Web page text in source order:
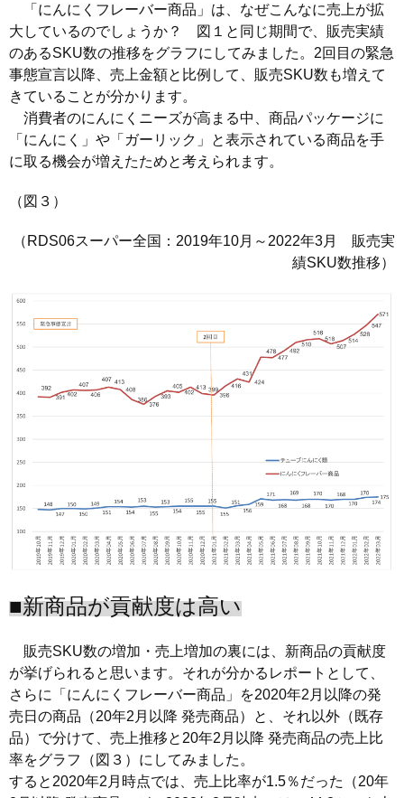
「にんにくフレーバー商品」は、なぜこんなに売上が拡
大しているのでしょうか？ 図１と同じ期間で、販売実績
のあるSKU数の推移をグラフにしてみました。2回目の緊急
事態宣言以降、売上金額と比例して、販売SKU数も増えて
きていることが分かります。
消費者のにんにくニーズが高まる中、商品パッケージに
「にんにく」や「ガーリック」と表示されている商品を手
に取る機会が増えたためと考えられます。
（図３）
（RDS06スーパー全国：2019年10月～2022年3月 販売実
績SKU数推移）
■新商品が貢献度は高い
販売SKU数の増加・売上増加の裏には、新商品の貢献度
が挙げられると思います。それが分かるレポートとして、
さらに「にんにくフレーバー商品」を2020年2月以降の発
売日の商品（20年2月以降 発売商品）と、それ以外（既存
品）で分けて、売上推移と20年2月以降 発売商品の売上比
率をグラフ（図３）にしてみました。
すると2020年2月時点では、売上比率が1.5％だった（20年